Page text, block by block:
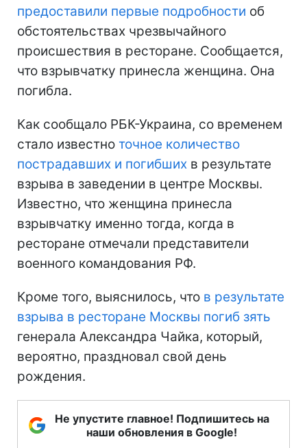
предоставили первые подробности об
обстоятельствах чрезвычайного
происшествия в ресторане. Сообщается,
что взрывчатку принесла женщина. Она
погибла.
Как сообщало РБК-Украина, со временем
стало известно точное количество
пострадавших и погибших в результате
взрыва в заведении в центре Москвы.
Известно, что женщина принесла
взрывчатку именно тогда, когда в
ресторане отмечали представители
военного командования РФ.
Кроме того, выяснилось, что в результате
взрыва в ресторане Москвы погиб зять
генерала Александра Чайка, который,
вероятно, праздновал свой день
рождения.
Не упустите главное! Подпишитесь на
наши обновления в Google!